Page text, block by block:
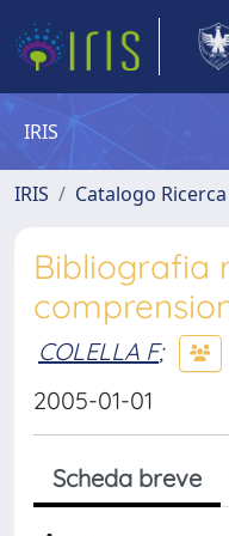
IRIS
IRIS Catalogo Ricerca
Bibliografia
COLELLA F;
2005-01-01
Scheda breve